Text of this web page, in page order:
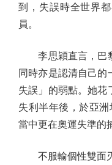
到，失誤時全世界
員。
李思穎直言，巴黎
同時亦是認清自己的
失誤」的弱點。她花
失利半年後，於亞洲
當中更在奧運失準的
不服輸個性雙面